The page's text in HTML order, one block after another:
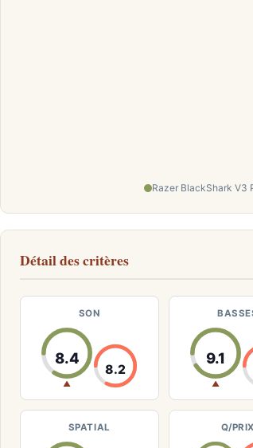
Razer BlackShark V3
Détail des critères
SON
8.4
▲
8.2
9.1
▲
SPATIAL Q/PRIX